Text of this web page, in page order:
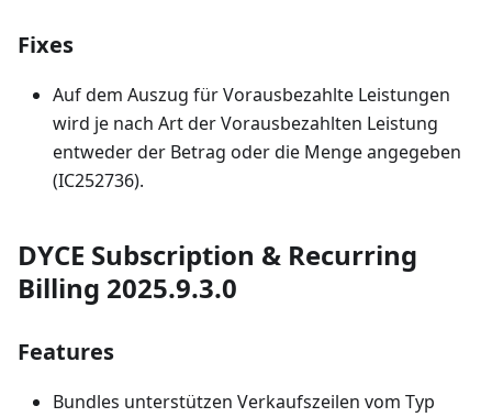
Fixes
Auf dem Auszug für Vorausbezahlte Leistungen
wird je nach Art der Vorausbezahlten Leistung
entweder der Betrag oder die Menge angegeben
(IC252736).
DYCE Subscription & Recurring
Billing 2025.9.3.0
Features
Bundles unterstützen Verkaufszeilen vom Typ